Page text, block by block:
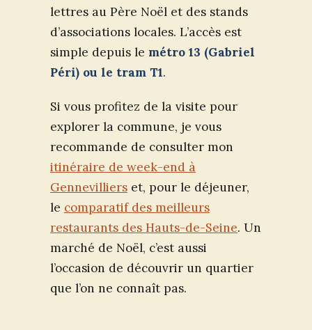
lettres au Père Noël et des stands
d’associations locales. L’accès est
simple depuis le métro 13 (Gabriel
Péri) ou le tram T1.
Si vous profitez de la visite pour
explorer la commune, je vous
recommande de consulter mon
itinéraire de week-end à
Gennevilliers et, pour le déjeuner,
le comparatif des meilleurs
restaurants des Hauts-de-Seine. Un
marché de Noël, c’est aussi
l’occasion de découvrir un quartier
que l’on ne connaît pas.